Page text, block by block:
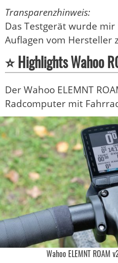
Transparenzhinweis:
Das Testgerät wurde
Auflagen vom Hersteller
⭐ Highlights Wahoo
Der Wahoo ELEMNT
Radcomputer mit
Wahoo ELEMNT ROAM